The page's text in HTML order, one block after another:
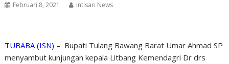
Februari 8, 2021 Intisari News
TUBABA (ISN) – Bupati Tulang Bawang Barat Umar Ahmad SP
menyambut kunjungan kepala Litbang Kemendagri Dr drs